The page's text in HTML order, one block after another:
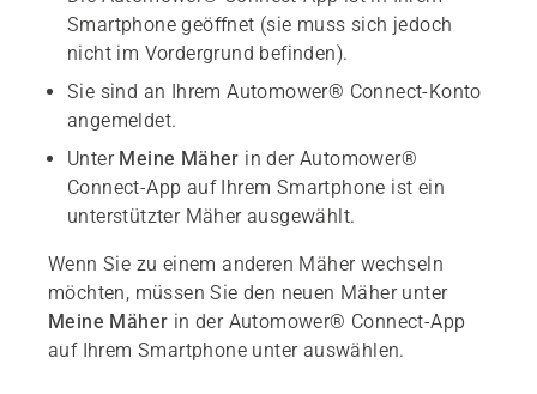
Smartphone geöffnet (sie muss sich jedoch
nicht im Vordergrund befinden).
Sie sind an Ihrem Automower® Connect-Konto
angemeldet.
Unter Meine Mäher in der Automower®
Connect-App auf Ihrem Smartphone ist ein
unterstützter Mäher ausgewählt.
Wenn Sie zu einem anderen Mäher wechseln
möchten, müssen Sie den neuen Mäher unter
Meine Mäher in der Automower® Connect-App
auf Ihrem Smartphone unter auswählen.